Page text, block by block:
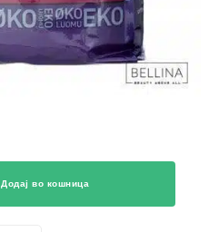
Додај во кошница